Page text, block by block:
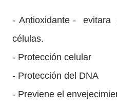
- Antioxidante - evitara
células.
- Protección celular
- Protección del DNA
- Previene el